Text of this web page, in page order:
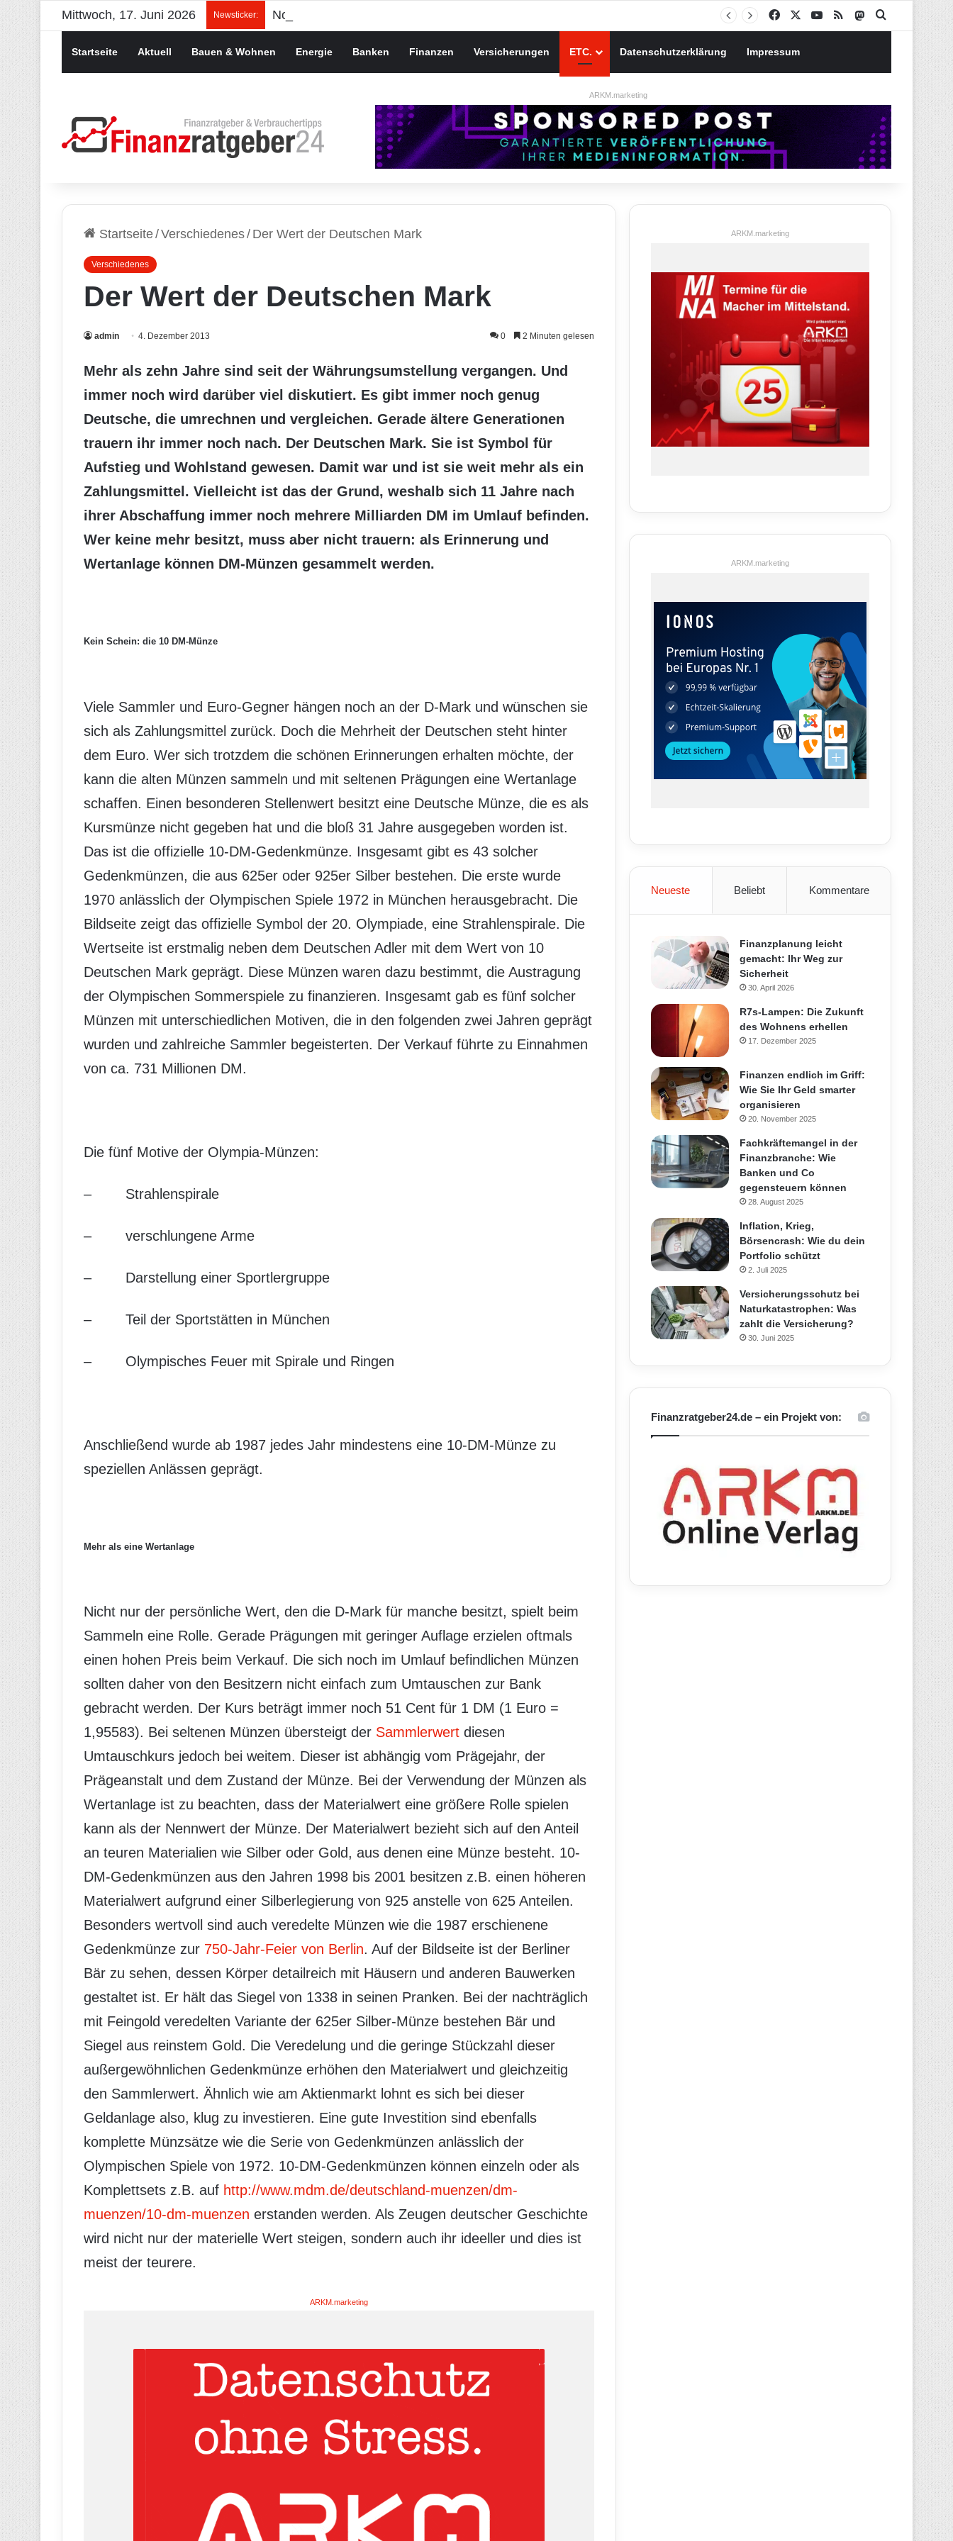
Mittwoch, 17. Juni 2026 Newsticker: Facebook YouTube
RSS MastodonSuchen nach
Startseite Aktuell Bauen & Wohnen Energie Banken Finanzen Versicherungen ETC. Datenschutzerklärung Impressum
ARKM.marketing
Startseite/Verschiedenes/ Der Wert der Deutschen Mark
Verschiedenes
Der Wert der Deutschen Mark
admin 4. Dezember 2013 0 2 Minuten gelesen
Mehr als zehn Jahre sind seit der Währungsumstellung vergangen. Und
immer noch wird darüber viel diskutiert. Es gibt immer noch genug
Deutsche, die umrechnen und vergleichen. Gerade ältere Generationen
trauern ihr immer noch nach. Der Deutschen Mark. Sie ist Symbol für
Aufstieg und Wohlstand gewesen. Damit war und ist sie weit mehr als ein
Zahlungsmittel. Vielleicht ist das der Grund, weshalb sich 11 Jahre nach
ihrer Abschaffung immer noch mehrere Milliarden DM im Umlauf befinden.
Wer keine mehr besitzt, muss aber nicht trauern: als Erinnerung und
Wertanlage können DM-Münzen gesammelt werden.
Kein Schein: die 10 DM-Münze
Viele Sammler und Euro-Gegner hängen noch an der D-Mark und wünschen sie
sich als Zahlungsmittel zurück. Doch die Mehrheit der Deutschen steht hinter
dem Euro. Wer sich trotzdem die schönen Erinnerungen erhalten möchte, der
kann die alten Münzen sammeln und mit seltenen Prägungen eine Wertanlage
schaffen. Einen besonderen Stellenwert besitzt eine Deutsche Münze, die es als
Kursmünze nicht gegeben hat und die bloß 31 Jahre ausgegeben worden ist.
Das ist die offizielle 10-DM-Gedenkmünze. Insgesamt gibt es 43 solcher
Gedenkmünzen, die aus 625er oder 925er Silber bestehen. Die erste wurde
1970 anlässlich der Olympischen Spiele 1972 in München herausgebracht. Die
Bildseite zeigt das offizielle Symbol der 20. Olympiade, eine Strahlenspirale. Die
Wertseite ist erstmalig neben dem Deutschen Adler mit dem Wert von 10
Deutschen Mark geprägt. Diese Münzen waren dazu bestimmt, die Austragung
der Olympischen Sommerspiele zu finanzieren. Insgesamt gab es fünf solcher
Münzen mit unterschiedlichen Motiven, die in den folgenden zwei Jahren geprägt
wurden und zahlreiche Sammler begeisterten. Der Verkauf führte zu Einnahmen
von ca. 731 Millionen DM.
Die fünf Motive der Olympia-Münzen:
– Strahlenspirale
– verschlungene Arme
– Darstellung einer Sportlergruppe
– Teil der Sportstätten in München
– Olympisches Feuer mit Spirale und Ringen
Anschließend wurde ab 1987 jedes Jahr mindestens eine 10-DM-Münze zu
speziellen Anlässen geprägt.
Mehr als eine Wertanlage
Nicht nur der persönliche Wert, den die D-Mark für manche besitzt, spielt beim
Sammeln eine Rolle. Gerade Prägungen mit geringer Auflage erzielen oftmals
einen hohen Preis beim Verkauf. Die sich noch im Umlauf befindlichen Münzen
sollten daher von den Besitzern nicht einfach zum Umtauschen zur Bank
gebracht werden. Der Kurs beträgt immer noch 51 Cent für 1 DM (1 Euro =
1,95583). Bei seltenen Münzen übersteigt der Sammlerwert diesen
Umtauschkurs jedoch bei weitem. Dieser ist abhängig vom Prägejahr, der
Prägeanstalt und dem Zustand der Münze. Bei der Verwendung der Münzen als
Wertanlage ist zu beachten, dass der Materialwert eine größere Rolle spielen
kann als der Nennwert der Münze. Der Materialwert bezieht sich auf den Anteil
an teuren Materialien wie Silber oder Gold, aus denen eine Münze besteht. 10-
DM-Gedenkmünzen aus den Jahren 1998 bis 2001 besitzen z.B. einen höheren
Materialwert aufgrund einer Silberlegierung von 925 anstelle von 625 Anteilen.
Besonders wertvoll sind auch veredelte Münzen wie die 1987 erschienene
Gedenkmünze zur 750-Jahr-Feier von Berlin. Auf der Bildseite ist der Berliner
Bär zu sehen, dessen Körper detailreich mit Häusern und anderen Bauwerken
gestaltet ist. Er hält das Siegel von 1338 in seinen Pranken. Bei der nachträglich
mit Feingold veredelten Variante der 625er Silber-Münze bestehen Bär und
Siegel aus reinstem Gold. Die Veredelung und die geringe Stückzahl dieser
außergewöhnlichen Gedenkmünze erhöhen den Materialwert und gleichzeitig
den Sammlerwert. Ähnlich wie am Aktienmarkt lohnt es sich bei dieser
Geldanlage also, klug zu investieren. Eine gute Investition sind ebenfalls
komplette Münzsätze wie die Serie von Gedenkmünzen anlässlich der
Olympischen Spiele von 1972. 10-DM-Gedenkmünzen können einzeln oder als
Komplettsets z.B. auf http://www.mdm.de/deutschland-muenzen/dm-
muenzen/10-dm-muenzen erstanden werden. Als Zeugen deutscher Geschichte
wird nicht nur der materielle Wert steigen, sondern auch ihr ideeller und dies ist
meist der teurere.
ARKM.marketing
ARKM.marketing
ARKM.marketing
Neueste Beliebt Kommentare
Finanzplanung leicht
gemacht: Ihr Weg zur
Sicherheit
30. April 2026
R7s-Lampen: Die Zukunft
des Wohnens erhellen
17. Dezember 2025
Finanzen endlich im Griff:
Wie Sie Ihr Geld smarter
organisieren
20. November 2025
Fachkräftemangel in der
Finanzbranche: Wie
Banken und Co
gegensteuern können
28. August 2025
Inflation, Krieg,
Börsencrash: Wie du dein
Portfolio schützt
2. Juli 2025
Versicherungsschutz bei
Naturkatastrophen: Was
zahlt die Versicherung?
30. Juni 2025
Finanzratgeber24.de – ein Projekt von: